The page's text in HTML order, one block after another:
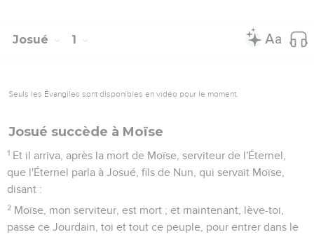
Josué 1
Seuls les Évangiles sont disponibles en vidéo pour le moment.
Josué succède à Moïse
1 Et il arriva, après la mort de Moïse, serviteur de l'Éternel,
que l'Éternel parla à Josué, fils de Nun, qui servait Moïse,
disant :
2 Moïse, mon serviteur, est mort ; et maintenant, lève-toi,
passe ce Jourdain, toi et tout ce peuple, pour entrer dans le